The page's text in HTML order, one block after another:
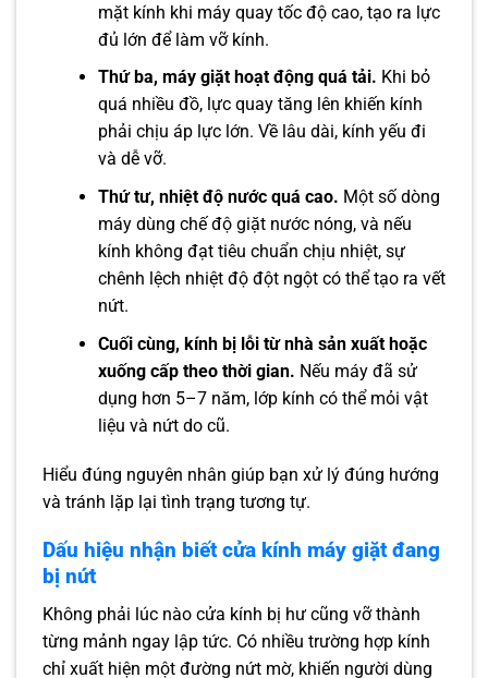
mặt kính khi máy quay tốc độ cao, tạo ra lực
đủ lớn để làm vỡ kính.
Thứ ba, máy giặt hoạt động quá tải. Khi bỏ
quá nhiều đồ, lực quay tăng lên khiến kính
phải chịu áp lực lớn. Về lâu dài, kính yếu đi
và dễ vỡ.
Thứ tư, nhiệt độ nước quá cao. Một số dòng
máy dùng chế độ giặt nước nóng, và nếu
kính không đạt tiêu chuẩn chịu nhiệt, sự
chênh lệch nhiệt độ đột ngột có thể tạo ra vết
nứt.
Cuối cùng, kính bị lỗi từ nhà sản xuất hoặc
xuống cấp theo thời gian. Nếu máy đã sử
dụng hơn 5–7 năm, lớp kính có thể mỏi vật
liệu và nứt do cũ.
Hiểu đúng nguyên nhân giúp bạn xử lý đúng hướng
và tránh lặp lại tình trạng tương tự.
Dấu hiệu nhận biết cửa kính máy giặt đang
bị nứt
Không phải lúc nào cửa kính bị hư cũng vỡ thành
từng mảnh ngay lập tức. Có nhiều trường hợp kính
chỉ xuất hiện một đường nứt mờ, khiến người dùng